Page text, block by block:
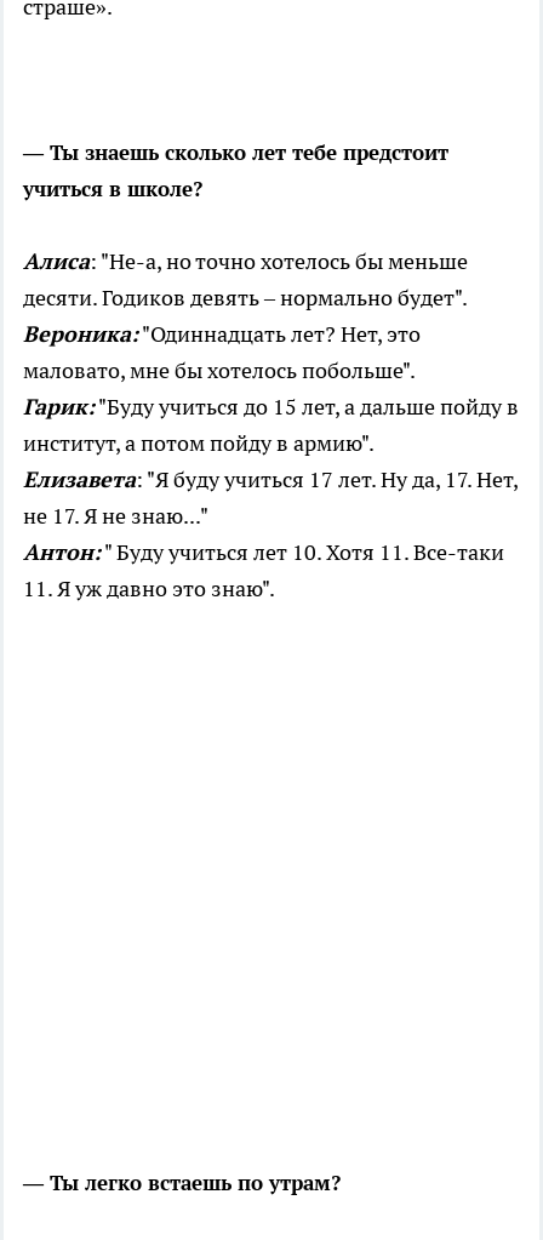
страше».
—Ты знаешь сколько лет тебе предстоит
учиться в школе?
Алиса: "Не-а, но точно хотелось бы меньше
десяти. Годиков девять – нормально будет".
Вероника:"Одиннадцать лет? Нет, это
маловато, мне бы хотелось побольше".
Гарик:"Буду учиться до 15 лет, а дальше пойду в
институт, а потом пойду в армию".
Елизавета: "Я буду учиться 17 лет. Ну да, 17. Нет,
не 17. Я не знаю..."
Антон:" Буду учиться лет 10. Хотя 11. Все-таки
11. Я уж давно это знаю".
—Ты легко встаешь по утрам?